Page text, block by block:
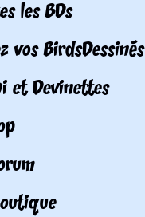
les BDs
vos BirdsDessinés
et Devinettes